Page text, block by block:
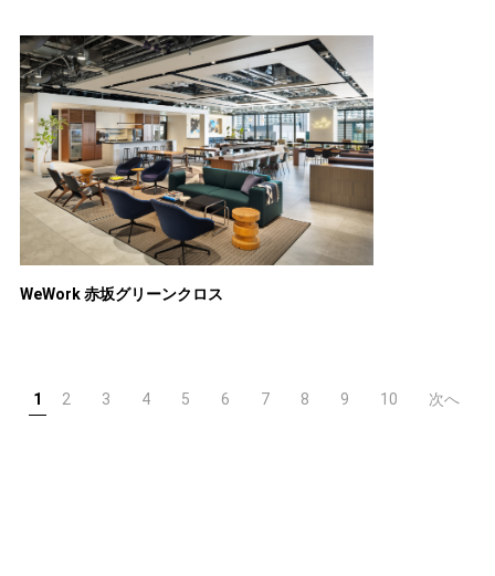
WeWork 赤坂グリーンクロス
1 2 3 4 5 6 7 8 9 10 次へ